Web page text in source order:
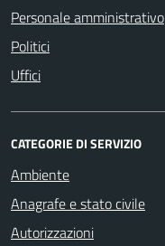
Personale amministrativo
Politici
Uffici
CATEGORIE DI SERVIZIO
Ambiente
Anagrafe e stato civile
Autorizzazioni